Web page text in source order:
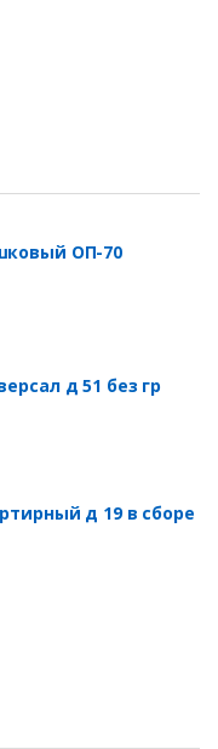
ОП-70
д 51 без гр
д 19 в сборе